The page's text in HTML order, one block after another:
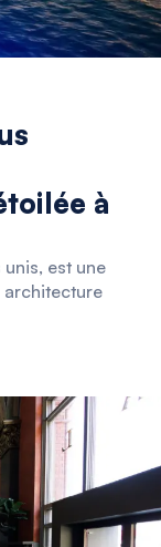
à
est une
architecture